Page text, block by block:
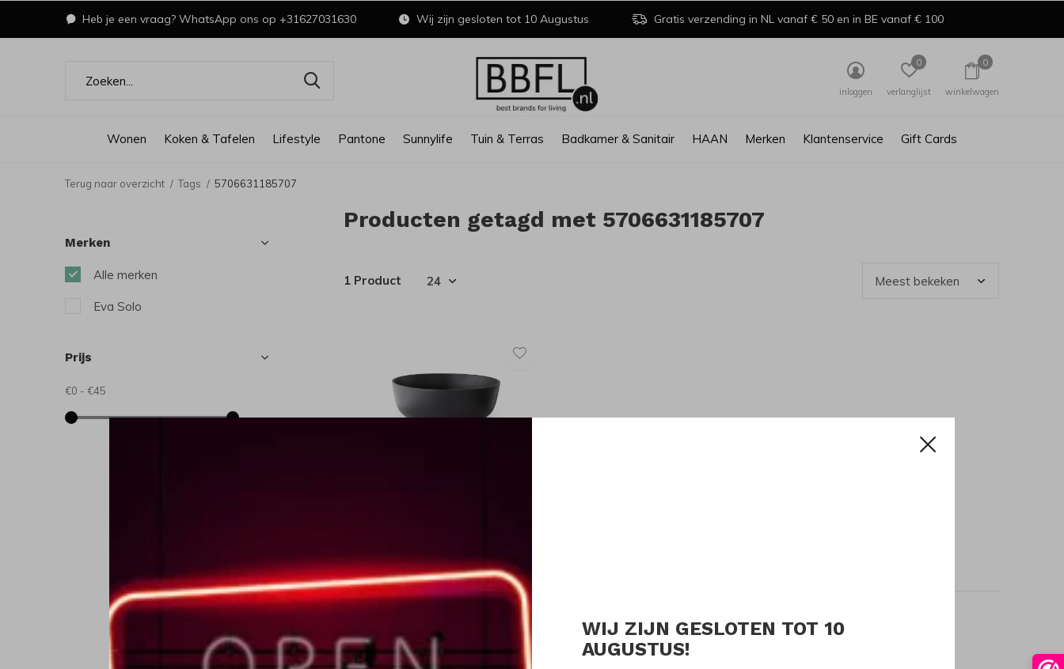
WIJ ZIJN GESLOTEN TOT 10
AUGUSTUS!
Wonen Koken & Tafelen Lifestyle Pantone Sunnylife Tuin & Terras Badkamer & Sanitair HAAN Merken Klantenservice Gift Cards
inloggen verlanglijst
0
winkelwagen
0
Heb je een vraag? WhatsApp ons op +31627031630 Wij zijn gesloten tot 10 Augustus Gratis verzending in NL vanaf € 50 en in BE vanaf € 100
Terug naar overzicht Tags 5706631185707
Producten getagd met 5706631185707
1 Product
Seen 1 of the 1 products
Merken
Alle merken
Eva Solo
Prijs
€0 - €45